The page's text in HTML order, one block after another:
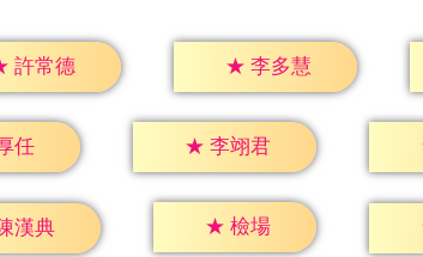
許常德 ★ 李多慧
任 ★ 李翊君
漢典 ★ 檢場